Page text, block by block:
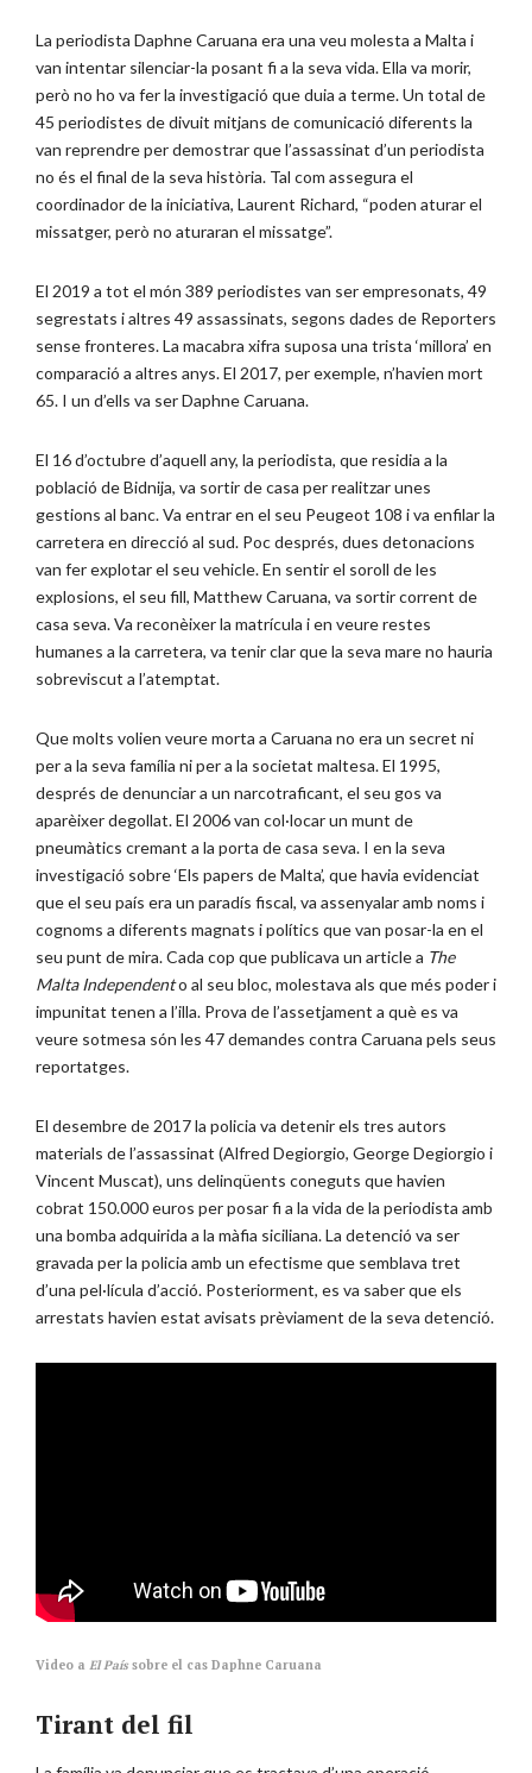
La periodista Daphne Caruana era una veu molesta a Malta i
van intentar silenciar-la posant fi a la seva vida. Ella va morir,
però no ho va fer la investigació que duia a terme. Un total de
45 periodistes de divuit mitjans de comunicació diferents la
van reprendre per demostrar que l’assassinat d’un periodista
no és el final de la seva història. Tal com assegura el
coordinador de la iniciativa, Laurent Richard, “poden aturar el
missatger, però no aturaran el missatge”.
El 2019 a tot el món 389 periodistes van ser empresonats, 49
segrestats i altres 49 assassinats, segons dades de Reporters
sense fronteres. La macabra xifra suposa una trista ‘millora’ en
comparació a altres anys. El 2017, per exemple, n’havien mort
65. I un d’ells va ser Daphne Caruana.
El 16 d’octubre d’aquell any, la periodista, que residia a la
població de Bidnija, va sortir de casa per realitzar unes
gestions al banc. Va entrar en el seu Peugeot 108 i va enfilar la
carretera en direcció al sud. Poc després, dues detonacions
van fer explotar el seu vehicle. En sentir el soroll de les
explosions, el seu fill, Matthew Caruana, va sortir corrent de
casa seva. Va reconèixer la matrícula i en veure restes
humanes a la carretera, va tenir clar que la seva mare no hauria
sobreviscut a l’atemptat.
Que molts volien veure morta a Caruana no era un secret ni
per a la seva família ni per a la societat maltesa. El 1995,
després de denunciar a un narcotraficant, el seu gos va
aparèixer degollat. El 2006 van col·locar un munt de
pneumàtics cremant a la porta de casa seva. I en la seva
investigació sobre ‘Els papers de Malta’, que havia evidenciat
que el seu país era un paradís fiscal, va assenyalar amb noms i
cognoms a diferents magnats i polítics que van posar-la en el
seu punt de mira. Cada cop que publicava un article a The
Malta Independento al seu bloc, molestava als que més poder i
impunitat tenen a l’illa. Prova de l’assetjament a què es va
veure sotmesa són les 47 demandes contra Caruana pels seus
reportatges.
El desembre de 2017 la policia va detenir els tres autors
materials de l’assassinat (Alfred Degiorgio, George Degiorgio i
Vincent Muscat), uns delinqüents coneguts que havien
cobrat 150.000 euros per posar fi a la vida de la periodista amb
una bomba adquirida a la màfia siciliana. La detenció va ser
gravada per la policia amb un efectisme que semblava tret
d’una pel·lícula d’acció. Posteriorment, es va saber que els
arrestats havien estat avisats prèviament de la seva detenció.
Video a El País sobre el cas Daphne Caruana
Tirant del fil